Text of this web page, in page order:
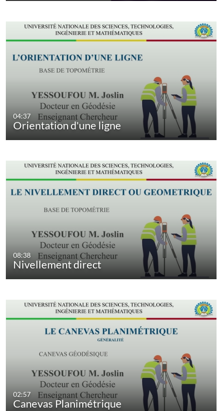
04:37
Orientation d'une ligne
08:38
Nivellement direct
02:57
Canevas Planimétrique